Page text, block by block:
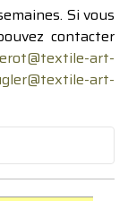
Si vous
contacter
art-
art-